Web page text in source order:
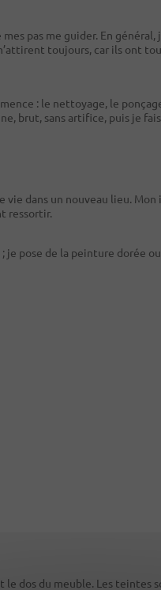
mes pas me guider. En
toujours, car ils ont
: le nettoyage, le
brut, sans artifice, puis je
vie dans un nouveau lieu.
ressortir.
je pose de la peinture dorée
dos du meuble. Les teintes